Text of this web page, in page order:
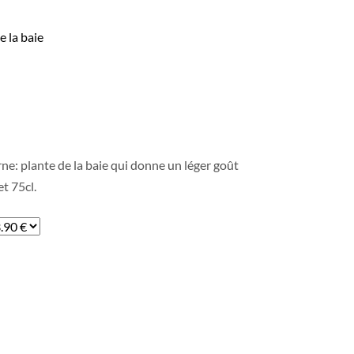
la baie
plante de la baie qui donne un léger goût
75cl.